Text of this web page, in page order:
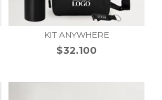
KIT ANYWHERE
$32.100